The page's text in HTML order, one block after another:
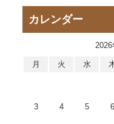
カレンダー
2026
月 火 水
3 4 5 6